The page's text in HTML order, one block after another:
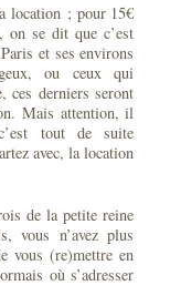
location ; pour 15€
on se dit que c’est
et ses environs
ou ceux qui
ces derniers seront
Mais attention, il
tout de suite
avec, la location
de la petite reine
vous n’avez plus
vous (re)mettre en
où s’adresser